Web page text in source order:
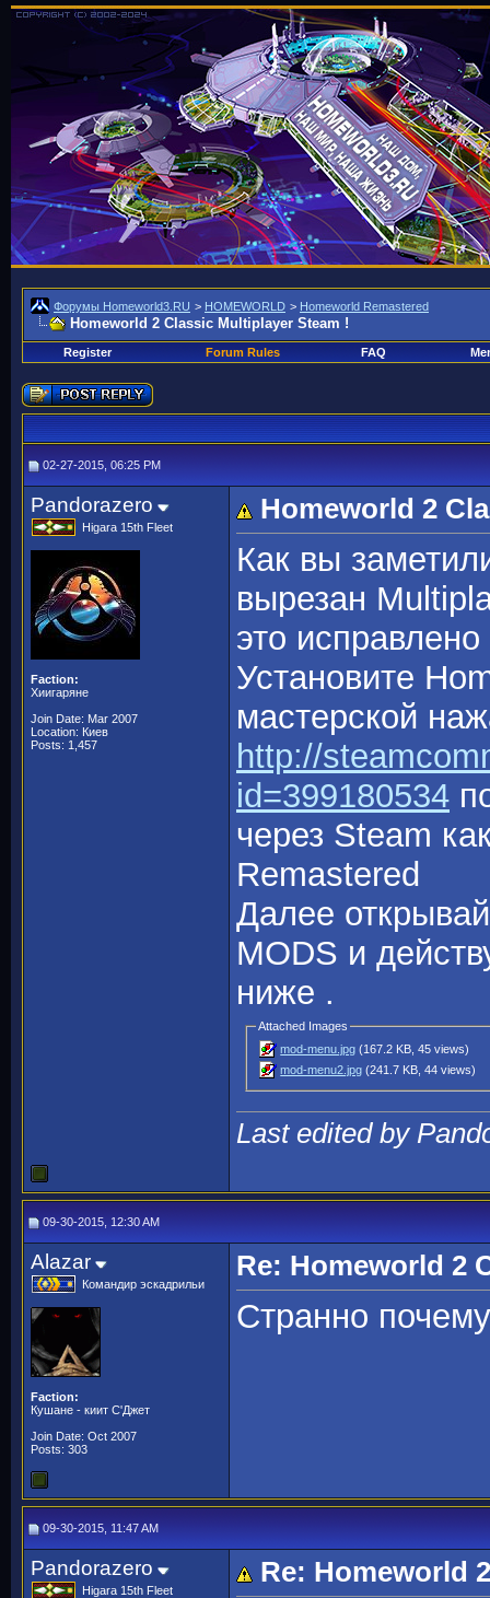
Форумы Homeworld3.RU > HOMEWORLD > Homeworld Remastered
Homeworld 2 Classic Multiplayer Steam !
Register Forum Rules FAQ
02-27-2015, 06:25 PM
Pandorazero
Higara 15th Fleet
Faction:
Хиигаряне
Join Date: Mar 2007
Location: Киев
Posts: 1,457
Homeworld 2
Как вы
вырезан
это исправлено
Установите
мастерской
http://
id=399180534
через Steam
Remastered
Далее
MODS и
ниже .
Attached Images
mod-menu.jpg (167.2 KB, 45 views)
mod-menu2.jpg (241.7 KB, 44 views)
Last edited by
09-30-2015, 12:30 AM
Alazar
Командир эскадрильи
Faction:
Кушане - киит С'Джет
Join Date: Oct 2007
Posts: 303
Re: Homeworld 2
Странно
09-30-2015, 11:47 AM
Pandorazero
Higara 15th Fleet
Re: Homeworld